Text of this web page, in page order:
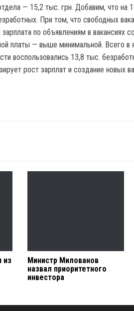
— 15,2 тыс. грн. Добавим, что на
При том, что свободных
по объявлениям в вакансиях
платы — выше минимальной. Всего в
воспользовались 13,8 тыс.
рост зарплат и создание новых
из
Министр Милованов
назвал приоритетного
инвестора